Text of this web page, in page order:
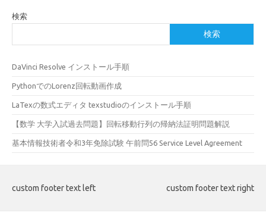
検索
検索
DaVinci Resolve インストール手順
PythonでのLorenz回転動画作成
LaTexの数式エディタ texstudioのインストール手順
【数学 大学入試過去問題】回転移動行列の帰納法証明問題解説
基本情報技術者令和3年免除試験 午前問56 Service Level Agreement
custom footer text left custom footer text right